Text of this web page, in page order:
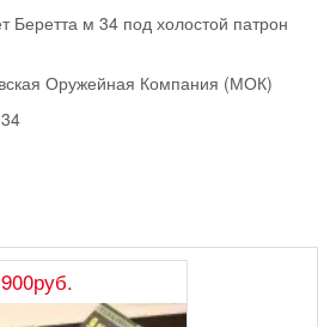
Беретта м 34 под холостой патрон
Оружейная Компания (МОК)
900руб.